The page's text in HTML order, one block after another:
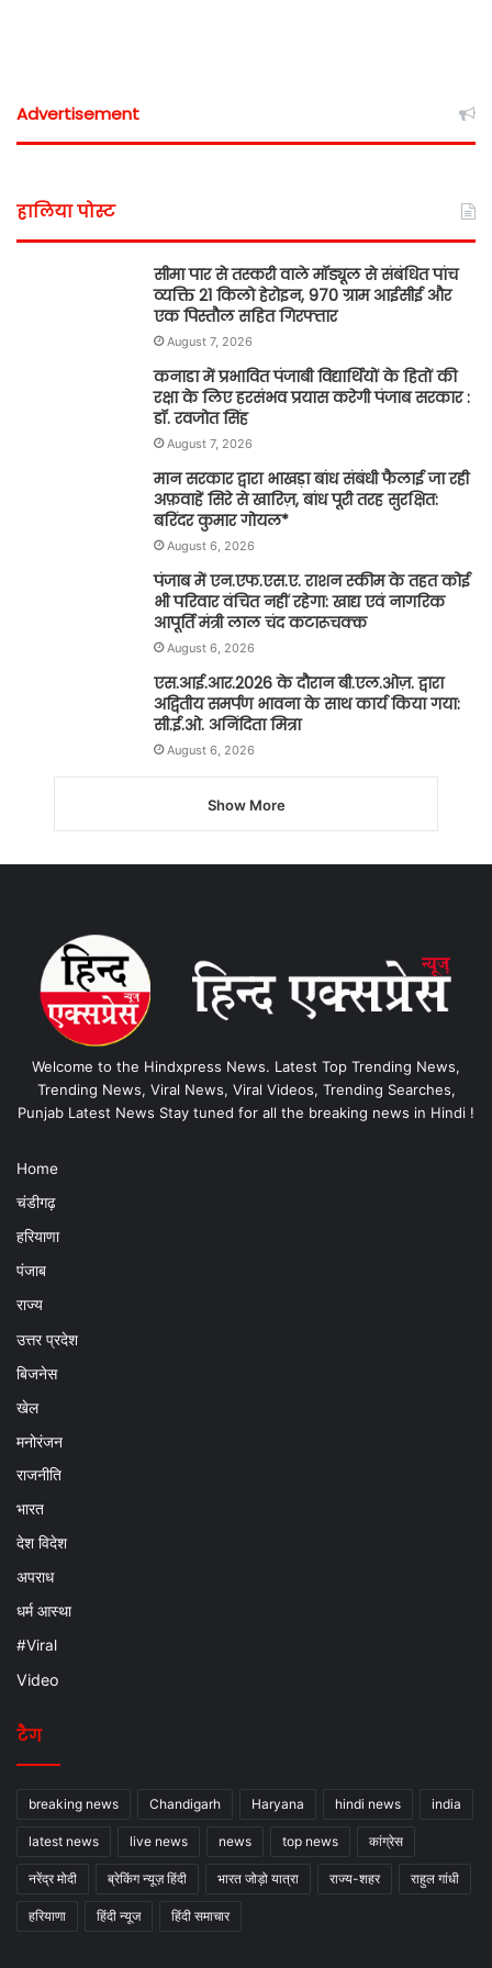
Advertisement
हालिया पोस्ट
सीमा पार से तस्करी वाले मॉड्यूल से संबंधित पांच
व्यक्ति 21 किलो हेरोइन, 970 ग्राम आईसीई और
एक पिस्तौल सहित गिरफ्तार
August 7, 2026
कनाडा में प्रभावित पंजाबी विद्यार्थियों के हितों की
रक्षा के लिए हरसंभव प्रयास करेगी पंजाब सरकार :
डॉ. रवजोत सिंह
August 7, 2026
मान सरकार द्वारा भाखड़ा बांध संबंधी फैलाई जा रही
अफ़वाहें सिरे से खारिज़, बांध पूरी तरह सुरक्षित:
बरिंदर कुमार गोयल*
August 6, 2026
पंजाब में एन.एफ.एस.ए. राशन स्कीम के तहत कोई
भी परिवार वंचित नहीं रहेगा: खाद्य एवं नागरिक
आपूर्ति मंत्री लाल चंद कटारूचक्क
August 6, 2026
एस.आई.आर.2026 के दौरान बी.एल.ओज़. द्वारा
अद्वितीय समर्पण भावना के साथ कार्य किया गया:
सी.ई.ओ. अनिंदिता मित्रा
August 6, 2026
Show More
Welcome to the Hindxpress News. Latest Top Trending News,
Trending News, Viral News, Viral Videos, Trending Searches,
Punjab Latest News Stay tuned for all the breaking news in Hindi !
Home
चंडीगढ़
हरियाणा
पंजाब
राज्य
उत्तर प्रदेश
बिजनेस
खेल
मनोरंजन
राजनीति
भारत
देश विदेश
अपराध
धर्म आस्था
#Viral
Video
टैग
breaking news Chandigarh Haryana hindi news india
latest news live news news top news कांग्रेस
नरेंद्र मोदी ब्रेकिंग न्यूज़ हिंदी भारत जोड़ो यात्रा राज्य-शहर राहुल गांधी
हरियाणा हिंदी न्यूज हिंदी समाचार